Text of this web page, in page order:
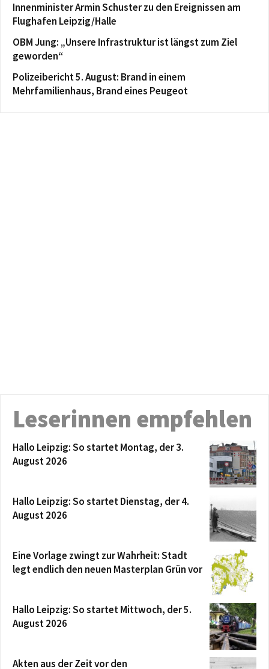
Innenminister Armin Schuster zu den Ereignissen am
Flughafen Leipzig/Halle
OBM Jung: „Unsere Infrastruktur ist längst zum Ziel
geworden“
Polizeibericht 5. August: Brand in einem
Mehrfamilienhaus, Brand eines Peugeot
Leserinnen empfehlen
Hallo Leipzig: So startet Montag, der 3.
August 2026
Hallo Leipzig: So startet Dienstag, der 4.
August 2026
Eine Vorlage zwingt zur Wahrheit: Stadt
legt endlich den neuen Masterplan Grün vor
Hallo Leipzig: So startet Mittwoch, der 5.
August 2026
Akten aus der Zeit vor den